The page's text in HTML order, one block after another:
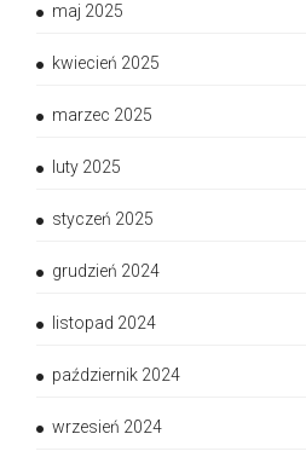
maj 2025
kwiecień 2025
marzec 2025
luty 2025
styczeń 2025
grudzień 2024
listopad 2024
październik 2024
wrzesień 2024